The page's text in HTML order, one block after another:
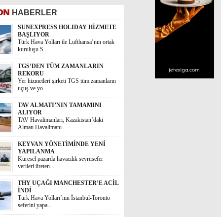
HABERLER
SUNEXPRESS HOLIDAY HİZMETE
BAŞLIYOR
Türk Hava Yolları ile Lufthansa’nın ortak
kuruluşu S...
TGS’DEN TÜM ZAMANLARIN
REKORU
Yer hizmetleri şirketi TGS tüm zamanların
uçuş ve yo...
TAV ALMATI’NIN TAMAMINI
ALIYOR
TAV Havalimanları, Kazakistan’daki
Almatı Havalimanı...
KEYVAN YÖNETİMİNDE YENİ
YAPILANMA
Küresel pazarda havacılık seyrüsefer
verileri üreten...
THY UÇAĞI MANCHESTER’E ACİL
İNDİ
Türk Hava Yolları’nın İstanbul-Toronto
seferini yapa...